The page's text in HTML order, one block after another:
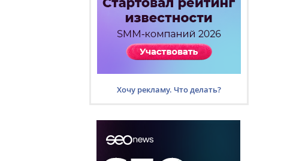
Хочу рекламу. Что делать?